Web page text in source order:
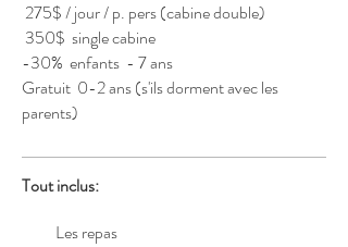
275$ / jour / p. pers (cabine double)
350$ single cabine
-30% enfants - 7 ans
Gratuit 0-2 ans (s'ils dorment avec les
parents)
Tout inclus:
Les repas